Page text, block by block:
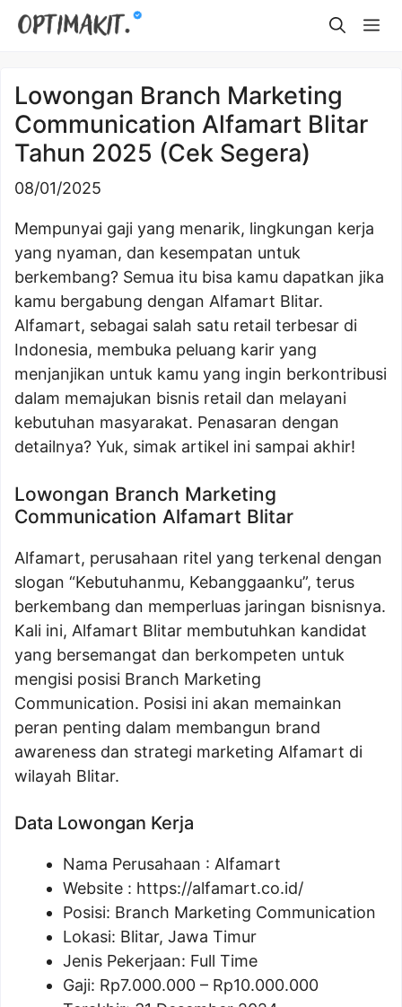
Skip
Lowongan Branch Marketing
Communication Alfamart Blitar
Tahun 2025 (Cek Segera)
08/01/2025
Mempunyai gaji yang menarik, lingkungan kerja
yang nyaman, dan kesempatan untuk
berkembang? Semua itu bisa kamu dapatkan jika
kamu bergabung dengan Alfamart Blitar.
Alfamart, sebagai salah satu retail terbesar di
Indonesia, membuka peluang karir yang
menjanjikan untuk kamu yang ingin berkontribusi
dalam memajukan bisnis retail dan melayani
kebutuhan masyarakat. Penasaran dengan
detailnya? Yuk, simak artikel ini sampai akhir!
Lowongan Branch Marketing
Communication Alfamart Blitar
Alfamart, perusahaan ritel yang terkenal dengan
slogan “Kebutuhanmu, Kebanggaanku”, terus
berkembang dan memperluas jaringan bisnisnya.
Kali ini, Alfamart Blitar membutuhkan kandidat
yang bersemangat dan berkompeten untuk
mengisi posisi Branch Marketing
Communication. Posisi ini akan memainkan
peran penting dalam membangun brand
awareness dan strategi marketing Alfamart di
wilayah Blitar.
Data Lowongan Kerja
Nama Perusahaan : Alfamart
Website : https://alfamart.co.id/
Posisi: Branch Marketing Communication
Lokasi: Blitar, Jawa Timur
Jenis Pekerjaan: Full Time
Gaji: Rp7.000.000 – Rp10.000.000